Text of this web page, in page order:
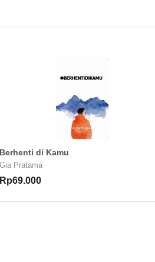
Berhenti di Kamu
Gia Pratama
Rp69.000